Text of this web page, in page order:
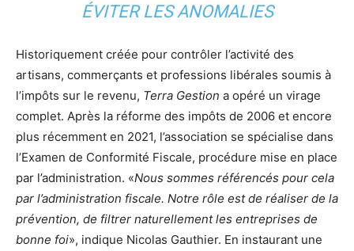
ÉVITER LES ANOMALIES
Historiquement créée pour contrôler l’activité des
artisans, commerçants et professions libérales soumis à
l’impôts sur le revenu, Terra Gestion a opéré un virage
complet. Après la réforme des impôts de 2006 et encore
plus récemment en 2021, l’association se spécialise dans
l’Examen de Conformité Fiscale, procédure mise en place
par l’administration. «Nous sommes référencés pour cela
par l’administration fiscale. Notre rôle est de réaliser de la
prévention, de filtrer naturellement les entreprises de
bonne foi», indique Nicolas Gauthier. En instaurant une